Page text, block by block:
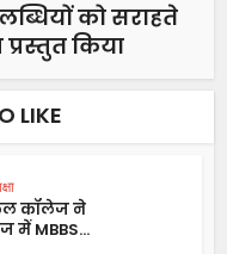
को सराहते
किया
LIKE
कॉलेज ने
में MBBS...